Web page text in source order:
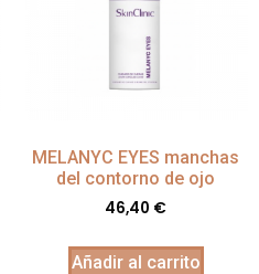
MELANYC EYES manchas
del contorno de ojo
46,40 €
Añadir al carrito